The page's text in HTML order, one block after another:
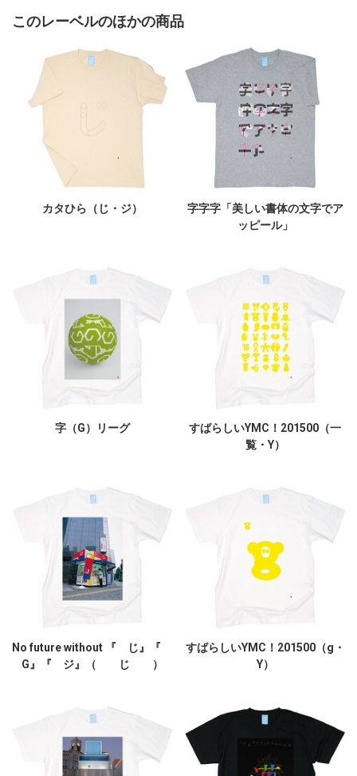
このレーベルのほかの商品
カタひら（じ・ジ）
字字字「美しい書体の文字でア
ッピール」
字（G）リーグ
すばらしいYMC！201500（一
覧・Y）
No future without 『 じ』『
G』『 ジ』（ じ ）
すばらしいYMC！201500（g・
Y）